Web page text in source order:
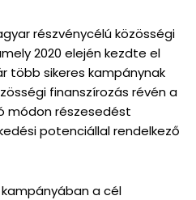
részvénycélú közösségi
2020 elején kezdte el
több sikeres kampánynak
finanszírozás révén a
módon részesedést
potenciállal rendelkező
a cél